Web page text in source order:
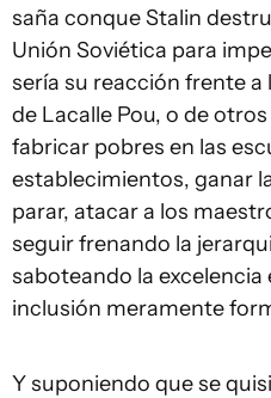
saña conque Stalin
Unión Soviética para
sería su reacción frente a
de Lacalle Pou, o de
fabricar pobres en las
establecimientos, ganar
parar, atacar a los
seguir frenando la
saboteando la
inclusión meramente
Y suponiendo que se